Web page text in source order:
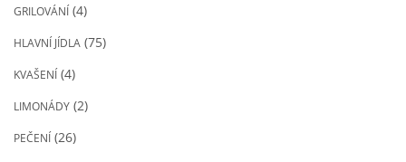
GRILOVÁNÍ (4)
HLAVNÍ JÍDLA (75)
KVAŠENÍ (4)
LIMONÁDY (2)
PEČENÍ (26)